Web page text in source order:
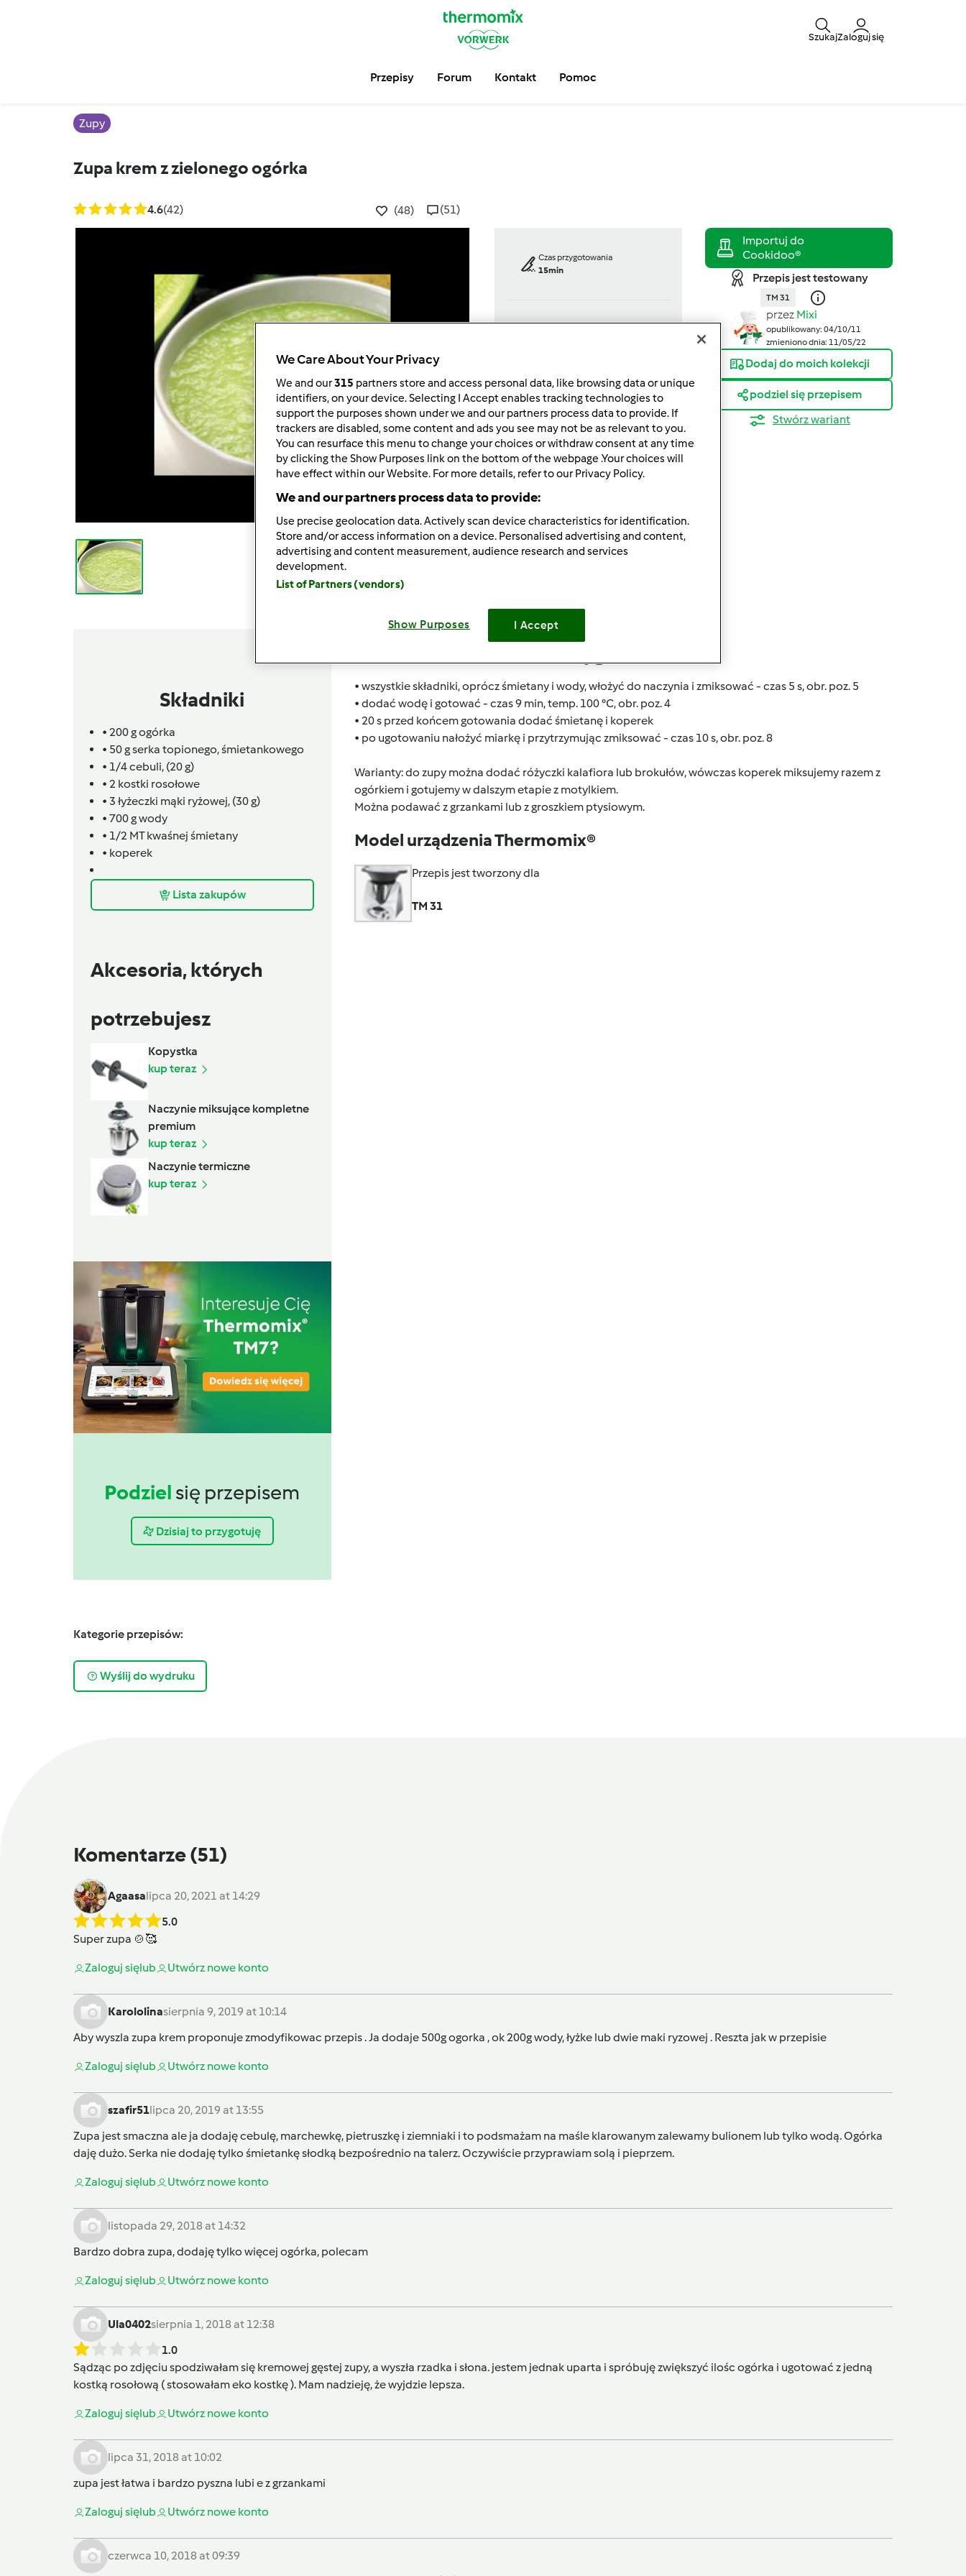
SzukajZaloguj się
Przepisy Forum Kontakt Pomoc
Zupy
Zupa krem z zielonego ogórka
4.6(42) (48) (51)
Czas przygotowania
15min
porcja/porcje/porcji
----
Poziom
Przepis jest testowany
TM 31
przez Mixi
opublikowany: 04/10/11
zmieniono dnia: 11/05/22
Dodaj do moich kolekcji
podziel się przepisem
Stwórz wariant
Składniki
• 200gogórka
• 50gserka topionego,śmietankowego
• 1/4cebuli, (20 g)
• 2 kostki rosołowe
• 3 łyżeczki mąki ryżowej, (30 g)
• 700gwody
• 1/2 MT kwaśnej śmietany
• koperek
Lista zakupów
Akcesoria, których
potrzebujesz
Kopystka
kup teraz
Naczynie miksujące kompletne
premium
kup teraz
Naczynie termiczne
kup teraz
Podziel się przepisem
Dzisiaj to przygotuję
• wszystkie składniki, oprócz śmietany i wody, włożyć do naczynia i zmiksować - czas 5 s, obr. poz. 5
• dodać wodę i gotować - czas 9 min, temp. 100 °C, obr. poz. 4
• 20 s przed końcem gotowania dodać śmietanę i koperek
• po ugotowaniu nałożyć miarkę i przytrzymując zmiksować - czas 10 s, obr. poz. 8
Warianty: do zupy można dodać różyczki kalafiora lub brokułów, wówczas koperek miksujemy razem z
ogórkiem i gotujemy w dalszym etapie z motylkiem.
Można podawać z grzankami lub z groszkiem ptysiowym.
Model urządzenia Thermomix®
Przepis jest tworzony dla
TM 31
Kategorie przepisów:
Wyślij do wydruku
Komentarze(51)
Agaasalipca 20, 2021 at 14:29
5.0
Super zupa 🍲🥰
Zaloguj sięlub Utwórz nowe konto
Karololinasierpnia 9, 2019 at 10:14
Aby wyszla zupa krem proponuje zmodyfikowac przepis . Ja dodaje 500g ogorka , ok 200g wody, łyżke lub dwie maki ryzowej . Reszta jak w przepisie
Zaloguj sięlub Utwórz nowe konto
szafir51lipca 20, 2019 at 13:55
Zupa jest smaczna ale ja dodaję cebulę, marchewkę, pietruszkę i ziemniaki i to podsmażam na maśle klarowanym zalewamy bulionem lub tylko wodą. Ogórka
daję dużo. Serka nie dodaję tylko śmietankę słodką bezpośrednio na talerz. Oczywiście przyprawiam solą i pieprzem.
Zaloguj sięlub Utwórz nowe konto
listopada 29, 2018 at 14:32
Bardzo dobra zupa, dodaję tylko więcej ogórka, polecam
Zaloguj sięlub Utwórz nowe konto
Ula0402sierpnia 1, 2018 at 12:38
1.0
Sądząc po zdjęciu spodziwałam się kremowej gęstej zupy, a wyszła rzadka i słona. jestem jednak uparta i spróbuję zwiększyć ilośc ogórka i ugotować z jedną
kostką rosołową ( stosowałam eko kostkę ). Mam nadzieję, że wyjdzie lepsza.
Zaloguj sięlub Utwórz nowe konto
lipca 31, 2018 at 10:02
zupa jest łatwa i bardzo pyszna lubi e z grzankami
Zaloguj sięlub Utwórz nowe konto
czerwca 10, 2018 at 09:39
We Care About Your Privacy
We and our315 partners store and access personal data, like browsing data or unique
identifiers, on your device. Selecting I Accept enables tracking technologies to
support the purposes shown under we and our partners process data to provide. If
trackers are disabled, some content and ads you see may not be as relevant to you.
You can resurface this menu to change your choices or withdraw consent at any time
by clicking the Show Purposes link on the bottom of the webpage .Your choices will
have effect within our Website. For more details, refer to our Privacy Policy.
We and our partners process data to provide:
Use precise geolocation data. Actively scan device characteristics for identification.
Store and/or access information on a device. Personalised advertising and content,
advertising and content measurement, audience research and services
development.
List of Partners (vendors)
Show Purposes I Accept